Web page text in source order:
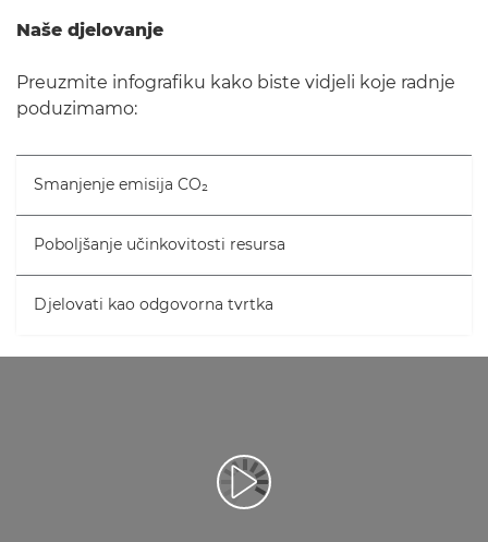
Naše djelovanje
Preuzmite infografiku kako biste vidjeli koje radnje
poduzimamo:
Smanjenje emisija CO₂
Poboljšanje učinkovitosti resursa
Djelovati kao odgovorna tvrtka
Reproduciraj videozapis